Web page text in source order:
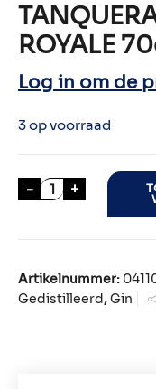
ROYALE
Log in om de
3 op voorraad
- TANQUERAY
+
Artikelnummer:
Gedistilleerd,Gin